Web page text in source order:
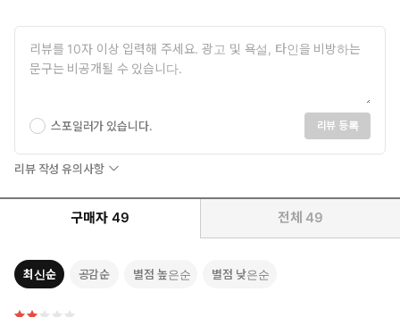
스포일러가 있습니다. 리뷰 등록
리뷰 작성 유의사항
구매자 49 전체 49
최신순 공감순 별점 높은순 별점 낮은순